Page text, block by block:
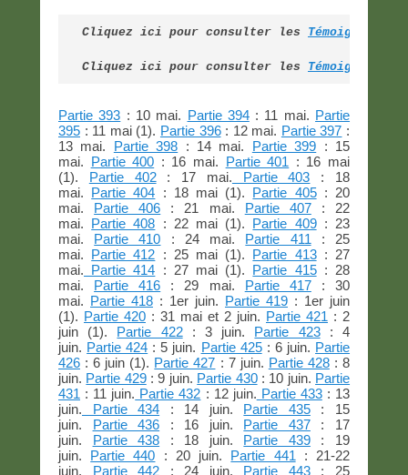
Cliquez ici pour consulter les Témoignages
Cliquez ici pour consulter les
Partie 393 : 10 mai. Partie 394: 11 mai. Partie
395 : 11 mai (1). Partie 396: 12 mai. Partie 397 :
13 mai. Partie 398 : 14 mai. Partie 399 : 15
mai. Partie 400 : 16 mai. Partie 401 : 16 mai
(1). Partie 402: 17 mai. Partie 403 : 18
mai. Partie 404 : 18 mai (1). Partie 405: 20
mai. Partie 406 : 21 mai. Partie 407: 22
mai. Partie 408 : 22 mai (1). Partie 409: 23
mai. Partie 410 : 24 mai. Partie 411 : 25
mai. Partie 412 : 25 mai (1). Partie 413: 27
mai. Partie 414 : 27 mai (1). Partie 415: 28
mai. Partie 416 : 29 mai. Partie 417: 30
mai. Partie 418 : 1er juin. Partie 419 : 1er juin
(1). Partie 420 : 31 mai et 2 juin. Partie 421 : 2
juin (1). Partie 422: 3 juin. Partie 423: 4
juin. Partie 424 : 5 juin. Partie 425: 6 juin. Partie
426 : 6 juin (1). Partie 427 : 7 juin. Partie 428: 8
juin. Partie 429: 9 juin. Partie 430: 10 juin. Partie
431 : 11 juin. Partie 432 : 12 juin. Partie 433: 13
juin. Partie 434 : 14 juin. Partie 435: 15
juin. Partie 436 : 16 juin. Partie 437: 17
juin. Partie 438 : 18 juin. Partie 439: 19
juin. Partie 440 : 20 juin. Partie 441 : 21-22
juin. Partie 442 : 24 juin. Partie 443: 25